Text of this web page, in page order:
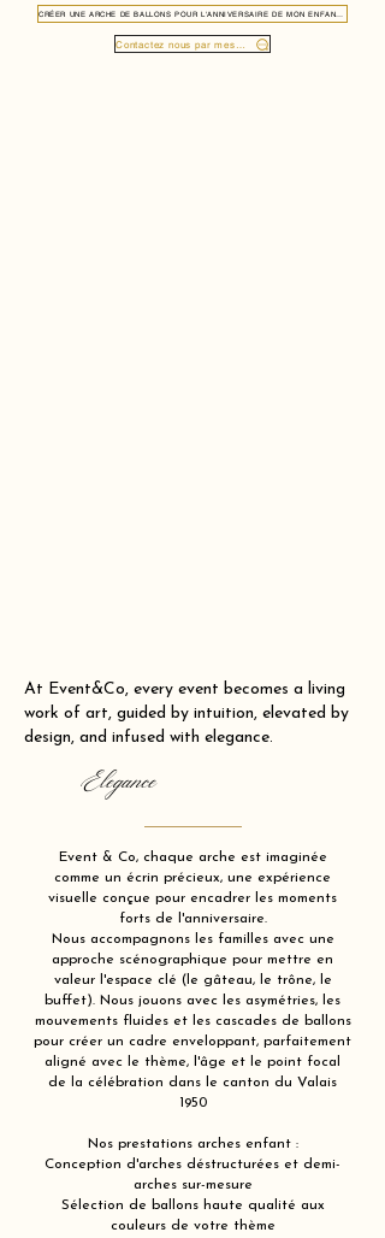
At Event&Co, every event becomes a living
work of art, guided by intuition, elevated by
design, and infused with elegance.
Elegance
Event & Co, chaque arche est imaginée
comme un écrin précieux, une expérience
visuelle conçue pour encadrer les moments
forts de l'anniversaire.
Nous accompagnons les familles avec une
approche scénographique pour mettre en
valeur l'espace clé (le gâteau, le trône, le
buffet). Nous jouons avec les asymétries, les
mouvements fluides et les cascades de ballons
pour créer un cadre enveloppant, parfaitement
aligné avec le thème, l'âge et le point focal
de la célébration dans le canton du Valais
1950
Nos prestations arches enfant :
Conception d'arches déstructurées et demi-
arches sur-mesure
Sélection de ballons haute qualité aux
couleurs de votre thème